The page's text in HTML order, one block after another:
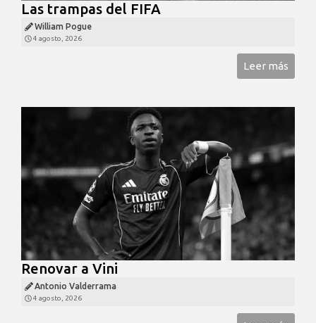
Las trampas del FIFA
William Pogue
4 agosto, 2026
Leer más
Renovar a Vini
Antonio Valderrama
4 agosto, 2026